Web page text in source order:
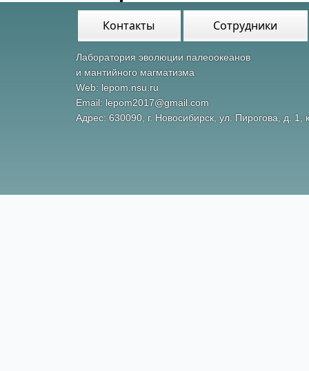
Контакты Сотрудники
Лаборатория эволюции палеоокеанов
и мантийного магматизма
Web: lepom.nsu.ru
Email: lepom2017@gmail.com
Адрес: 630090, г. Новосибирск, ул. Пирогова, д. 1,